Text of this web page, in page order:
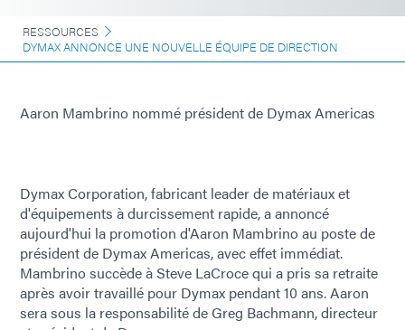
RESSOURCES
DYMAX ANNONCE UNE NOUVELLE ÉQUIPE DE DIRECTION
Aaron Mambrino nommé président de Dymax Americas
Dymax Corporation, fabricant leader de matériaux et
d'équipements à durcissement rapide, a annoncé
aujourd'hui la promotion d'Aaron Mambrino au poste de
président de Dymax Americas, avec effet immédiat.
Mambrino succède à Steve LaCroce qui a pris sa retraite
après avoir travaillé pour Dymax pendant 10 ans. Aaron
sera sous la responsabilité de Greg Bachmann, directeur